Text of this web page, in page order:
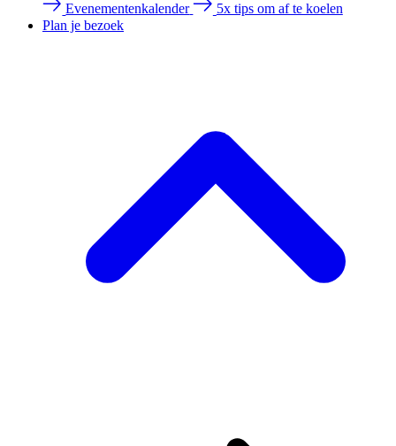
Evenementenkalender
5x tips om af te koelen
Plan je bezoek